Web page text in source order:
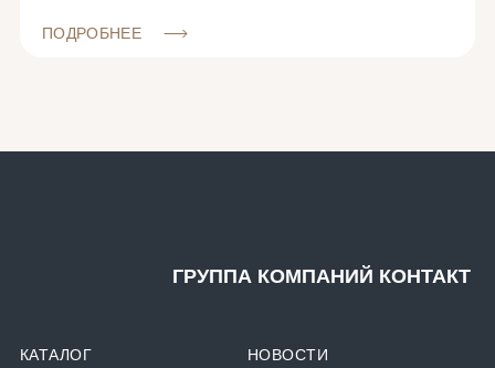
ПОДРОБНЕЕ
ГРУППА КОМПАНИЙ КОНТАКТ
КАТАЛОГ НОВОСТИ